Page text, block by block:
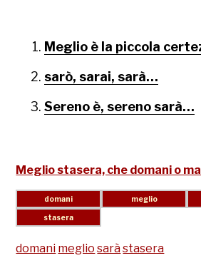
Meglio è la piccola
sarò, sarai, sarà…
Sereno è, sereno sarà…
Meglio stasera, che domani o
domani meglio saràstasera